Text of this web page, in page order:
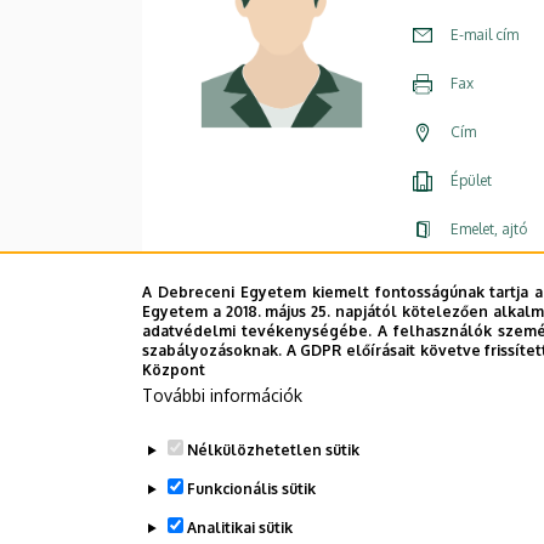
E-mail cím
Fax
Cím
Épület
Emelet, ajtó
A Debreceni Egyetem kiemelt fontosságúnak
Egyetem a 2018. május 25. napjától kötelezően
adatvédelmi tevékenységébe. A felhasználók
szabályozásoknak. A GDPR előírásait követve
Központ
További információk
Nélkülözhetetlen sütik
Funkcionális sütik
Analitikai sütik